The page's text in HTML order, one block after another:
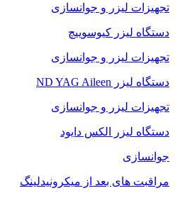
تجهیزات لیزر و جوانسازی
دستگاه لیزر کیوسوییچ
تجهیزات لیزر و جوانسازی
دستگاه لیزر ND YAG Aileen
تجهیزات لیزر و جوانسازی
دستگاه لیزر الکس دایود
جوانسازی
مراقبت های بعد از میکرونیدلینگ